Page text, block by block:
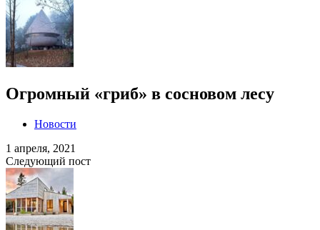
Огромный «гриб» в сосновом лесу
Новости
1 апреля, 2021
Следующий пост